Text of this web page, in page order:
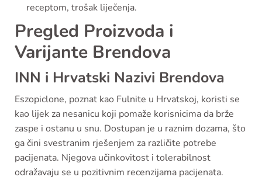
receptom, trošak liječenja.
Pregled Proizvoda i
Varijante Brendova
INN i Hrvatski Nazivi Brendova
Eszopiclone, poznat kao Fulnite u Hrvatskoj, koristi se
kao lijek za nesanicu koji pomaže korisnicima da brže
zaspe i ostanu u snu. Dostupan je u raznim dozama, što
ga čini svestranim rješenjem za različite potrebe
pacijenata. Njegova učinkovitost i tolerabilnost
odražavaju se u pozitivnim recenzijama pacijenata.